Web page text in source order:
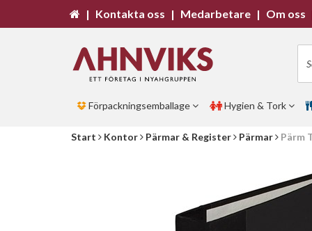
Start Kontor Pärmar & Register Pärmar Pärm
| Kontakta oss | Medarbetare | Om oss
Förpackningsemballage Hygien & Tork